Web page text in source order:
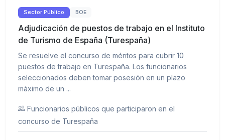
Sector Público BOE
Adjudicación de puestos de trabajo en el Instituto
de Turismo de España (Turespaña)
Se resuelve el concurso de méritos para cubrir 10
puestos de trabajo en Turespaña. Los funcionarios
seleccionados deben tomar posesión en un plazo
máximo de un ...
Funcionarios públicos que participaron en el
concurso de Turespaña